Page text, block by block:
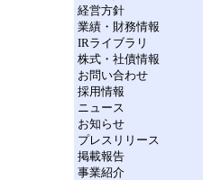
経営方針
業績・財務情報
IRライブラリ
株式・社債情報
お問い合わせ
採用情報
ニュース
お知らせ
プレスリリース
掲載報告
事業紹介